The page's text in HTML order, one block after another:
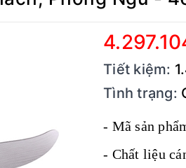
Tiết kiệm:
Tình trạng:
- Mã sản
- Chất liệu